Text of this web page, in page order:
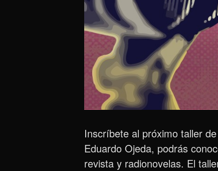
Inscríbete al próximo taller
Eduardo Ojeda, podrás
revista y radionovelas. El